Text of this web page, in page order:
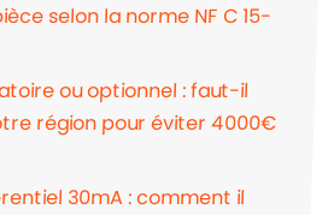
selon la norme NF C 15-
ou optionnel : faut-il
région pour éviter 4000€
30mA : comment il